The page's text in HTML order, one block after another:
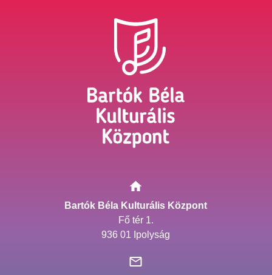
Bartók Béla Kulturális Központ
Fő tér 1.
936 01 Ipolyság